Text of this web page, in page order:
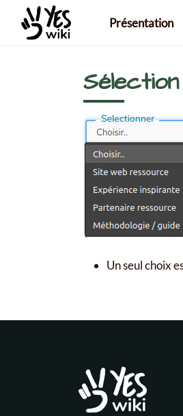
Aller au contenu principalPrésentation
Un seul choix